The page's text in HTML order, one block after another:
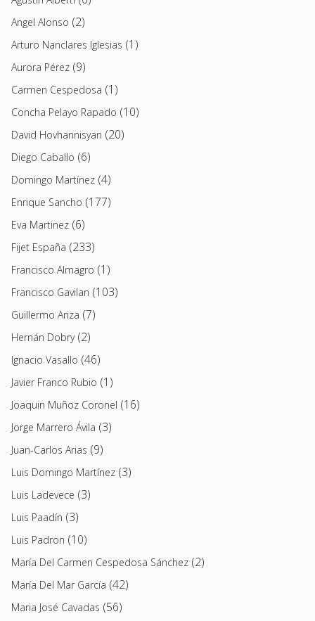
Angel Alonso (2)
Arturo Nanclares Iglesias (1)
Aurora Pérez (9)
Carmen Cespedosa (1)
Concha Pelayo Rapado (10)
David Hovhannisyan (20)
Diego Caballo (6)
Domingo Martínez (4)
Enrique Sancho (177)
Eva Martinez (6)
Fijet España (233)
Francisco Almagro (1)
Francisco Gavilan (103)
Guillermo Ariza (7)
Hernán Dobry(2)
Ignacio Vasallo (46)
Javier Franco Rubio (1)
Joaquin Muñoz Coronel (16)
Jorge Marrero Ávila (3)
Juan-Carlos Arias (9)
Luis Domingo Martínez (3)
Luis Ladevece (3)
Luis Paadín (3)
Luis Padron (10)
María Del Carmen Cespedosa Sánchez (2)
María Del Mar García (42)
Maria José Cavadas (56)